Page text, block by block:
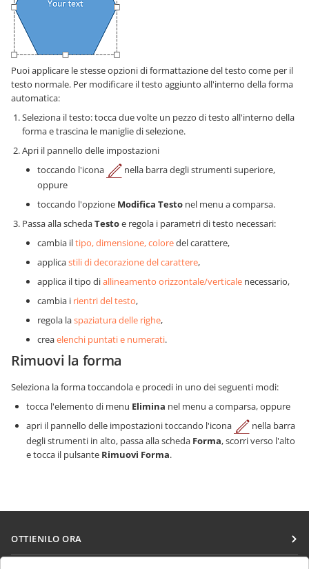
Puoi applicare le stesse opzioni di formattazione del testo come per il
testo normale. Per modificare il testo aggiunto all'interno della forma
automatica:
Seleziona il testo: tocca due volte un pezzo di testo all'interno della
forma e trascina le maniglie di selezione.
Apri il pannello delle impostazioni
toccando l'icona
nella barra degli strumenti superiore,
oppure
toccando l'opzione Modifica Testo nel menu a comparsa.
Passa alla schedaTestoe regola i parametri di testo necessari:
cambia iltipo, dimensione, coloredel carattere,
applicastili di decorazione del carattere,
applica il tipo diallineamento orizzontale/verticale necessario,
cambia i rientri del testo,
regola laspaziatura delle righe,
creaelenchi puntati e numerati.
Rimuovi la forma
Seleziona la forma toccandola e procedi in uno dei seguenti modi:
tocca l'elemento di menu Elimina nel menu a comparsa, oppure
apri il pannello delle impostazioni toccando l'icona
nella barra
degli strumenti in alto, passa alla scheda Forma, scorri verso l'alto
e tocca il pulsante Rimuovi Forma.
OTTIENILO ORA
Docs